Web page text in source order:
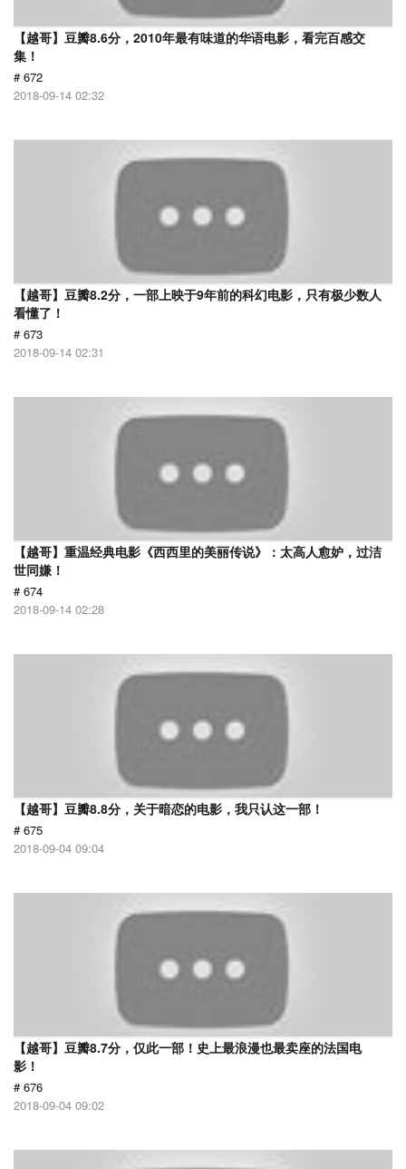
【越哥】豆瓣8.6分，2010年最有味道的华语电影，看完百感交
集！
# 672
2018-09-14 02:32
【越哥】豆瓣8.2分，一部上映于9年前的科幻电影，只有极少数人
看懂了！
# 673
2018-09-14 02:31
【越哥】重温经典电影《西西里的美丽传说》：太高人愈妒，过洁
世同嫌！
# 674
2018-09-14 02:28
【越哥】豆瓣8.8分，关于暗恋的电影，我只认这一部！
# 675
2018-09-04 09:04
【越哥】豆瓣8.7分，仅此一部！史上最浪漫也最卖座的法国电
影！
# 676
2018-09-04 09:02